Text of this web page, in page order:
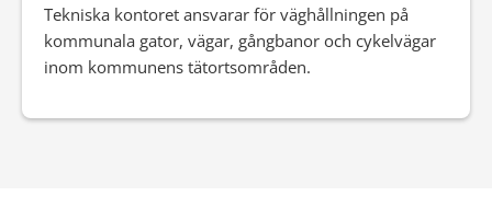
Tekniska kontoret ansvarar för väghållningen på
kommunala gator, vägar, gångbanor och cykelvägar
inom kommunens tätortsområden.